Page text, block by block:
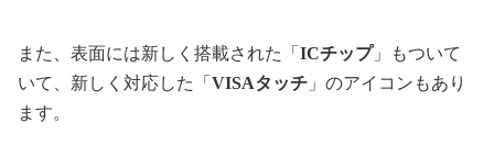
また、表面には新しく搭載された「 ICチップ」もついて
いて、新しく対応した「 VISAタッチ 」のアイコンもあり
ます。